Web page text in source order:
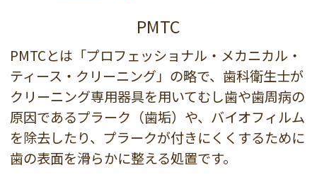
PMTC
PMTCとは「プロフェッショナル・メカニカル・
ティース・クリーニング」の略で、歯科衛生士が
クリーニング専用器具を用いてむし歯や歯周病の
原因であるプラーク（歯垢）や、バイオフィルム
を除去したり、プラークが付きにくくするために
歯の表面を滑らかに整える処置です。